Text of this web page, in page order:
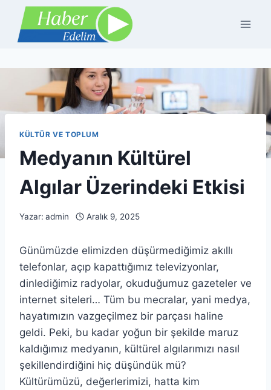
content
KÜLTÜR VE TOPLUM
Medyanın Kültürel
Algılar Üzerindeki Etkisi
Yazar: admin Aralık 9, 2025
Günümüzde elimizden düşürmediğimiz akıllı
telefonlar, açıp kapattığımız televizyonlar,
dinlediğimiz radyolar, okuduğumuz gazeteler ve
internet siteleri… Tüm bu mecralar, yani medya,
hayatımızın vazgeçilmez bir parçası haline
geldi. Peki, bu kadar yoğun bir şekilde maruz
kaldığımız medyanın, kültürel algılarımızı nasıl
şekillendirdiğini hiç düşündük mü?
Kültürümüzü, değerlerimizi, hatta kim